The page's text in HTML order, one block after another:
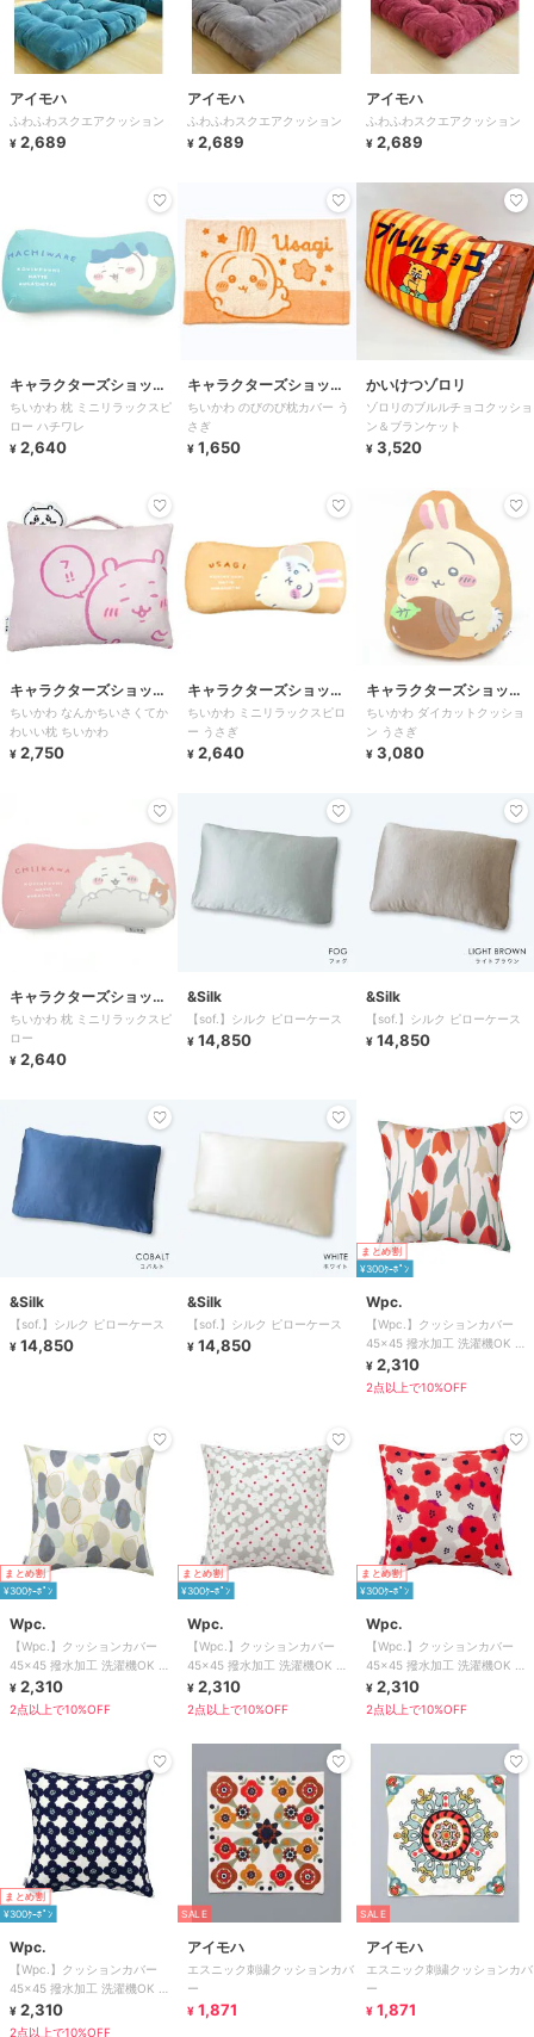
アイモハ
ふわふわスクエアクッション
¥ 2,689
アイモハ
ふわふわスクエアクッション
¥ 2,689
アイモハ
ふわふわスクエアクッション
¥ 2,689
キャラクターズショッ
プ ラフラフ
ちいかわ 枕 ミニリラックスピ
ロー ハチワレ
¥ 2,640
キャラクターズショッ
プ ラフラフ
ちいかわ のびのび枕カバー う
さぎ
¥ 1,650
かいけつゾロリ
ゾロリのブルルチョコクッショ
ン＆ブランケット
¥ 3,520
キャラクターズショッ
プ ラフラフ
ちいかわ なんかちいさくてか
わいい枕 ちいかわ
¥ 2,750
キャラクターズショッ
プ ラフラフ
ちいかわ ミニリラックスピロ
ー うさぎ
¥ 2,640
キャラクターズショッ
プ ラフラフ
ちいかわ ダイカットクッショ
ン うさぎ
¥ 3,080
キャラクターズショッ
プ ラフラフ
ちいかわ 枕 ミニリラックスピ
ロー
¥ 2,640
&Silk
【sof.】シルク ピローケース
¥ 14,850
&Silk
【sof.】シルク ピローケース
¥ 14,850
&Silk
【sof.】シルク ピローケース
¥ 14,850
&Silk
【sof.】シルク ピローケース
¥ 14,850
まとめ割
¥300ｸｰﾎﾟﾝ
Wpc.
【Wpc.】クッションカバー
45×45 撥水加工 洗濯機OK 北
欧柄 おしゃれ かわいい
¥ 2,310
2点以上で10%OFF
まとめ割
¥300ｸｰﾎﾟﾝ
Wpc.
【Wpc.】クッションカバー
45×45 撥水加工 洗濯機OK 北
欧柄 おしゃれ かわいい
¥ 2,310
2点以上で10%OFF
まとめ割
¥300ｸｰﾎﾟﾝ
Wpc.
【Wpc.】クッションカバー
45×45 撥水加工 洗濯機OK 北
欧柄 おしゃれ かわいい
¥ 2,310
2点以上で10%OFF
まとめ割
¥300ｸｰﾎﾟﾝ
Wpc.
【Wpc.】クッションカバー
45×45 撥水加工 洗濯機OK 北
欧柄 おしゃれ かわいい
¥ 2,310
2点以上で10%OFF
まとめ割
¥300ｸｰﾎﾟﾝ
Wpc.
【Wpc.】クッションカバー
45×45 撥水加工 洗濯機OK 北
欧柄 おしゃれ かわいい
¥ 2,310
2点以上で10%OFF
SALE
アイモハ
エスニック刺繍クッションカバ
ー
¥ 1,871
SALE
アイモハ
エスニック刺繍クッションカバ
ー
¥ 1,871